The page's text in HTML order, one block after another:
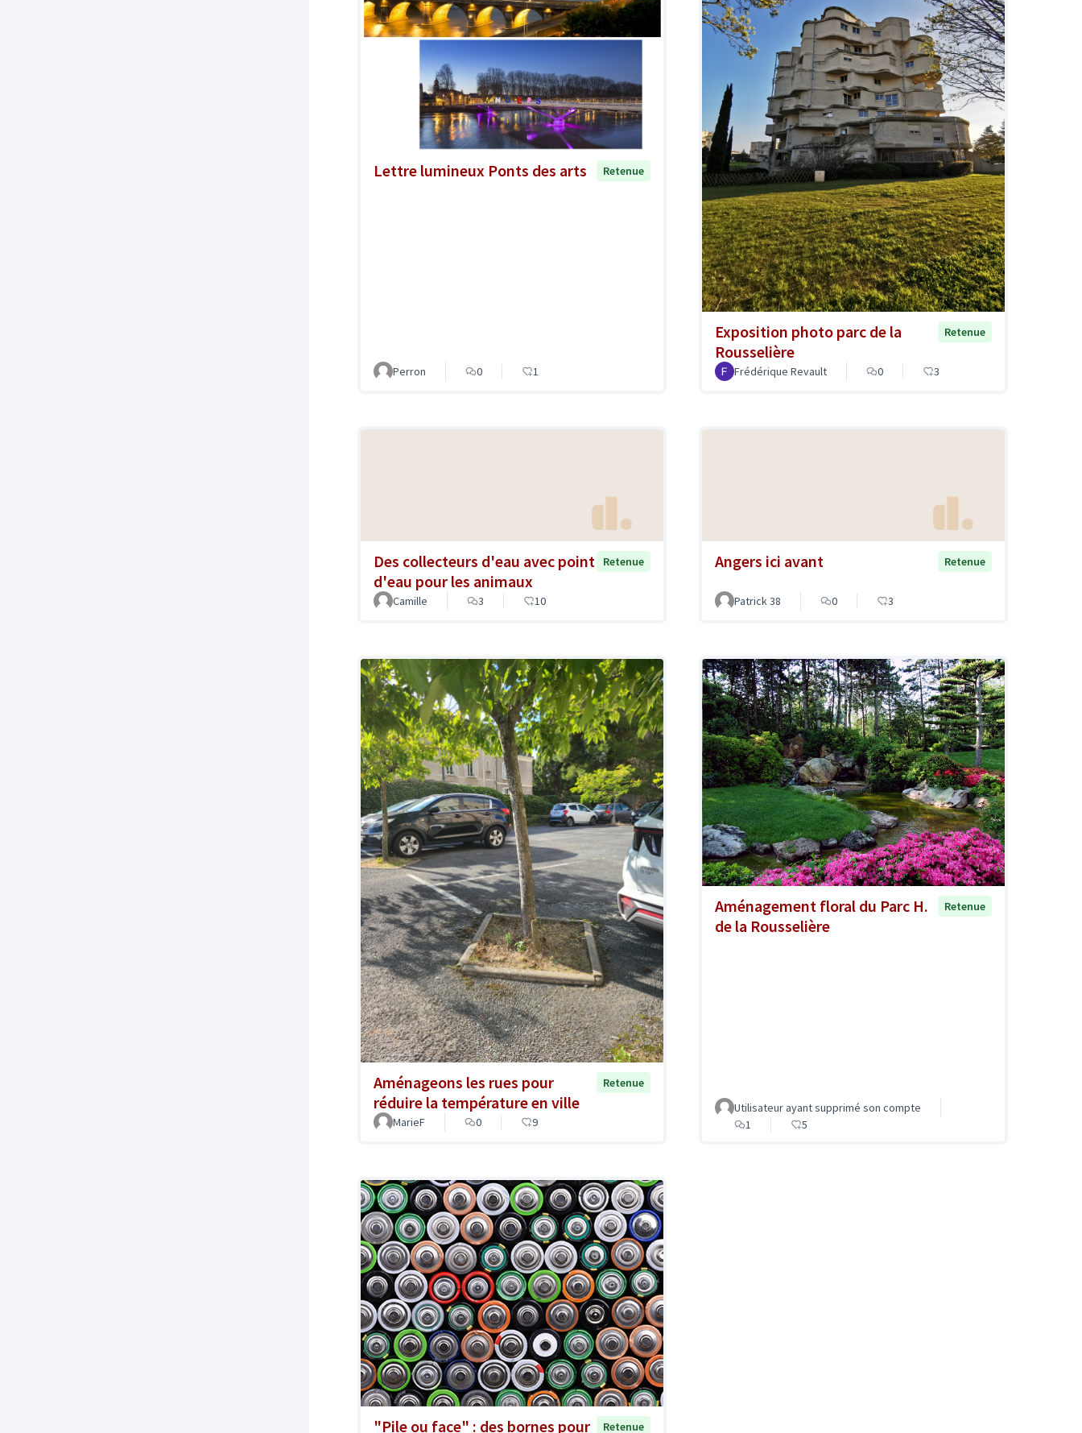
Lettre lumineux Ponts des arts Retenue
Perron 0 1
Exposition photo parc de la
Rousselière
Retenue
Frédérique Revault 0 3
Des collecteurs d'eau avec point
d'eau pour les animaux
Retenue
Camille 3 10
Angers ici avant Retenue
Patrick 38 0 3
Aménageons les rues pour
réduire la température en ville
Retenue
MarieF 0 9
Aménagement floral du Parc H.
de la Rousselière
Retenue
Utilisateur ayant supprimé son compte
1
5
"Pile ou face" : des bornes pour Retenue